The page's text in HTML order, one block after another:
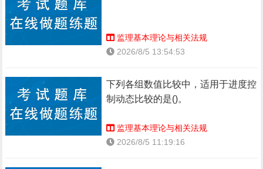
监理基本理论与相关法规
2026/8/5 13:54:53
下列各组数值比较中，适用于进度控
制动态比较的是()。
监理基本理论与相关法规
2026/8/5 11:19:16